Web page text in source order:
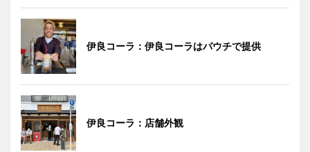
伊良コーラ：伊良コーラはパウチで提供
伊良コーラ：店舗外観